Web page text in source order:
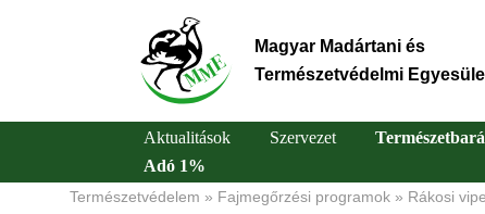
Magyar Madártani és
Természetvédelmi
Main
Aktualitások Szervezet
Adó 1%
Természetvédelem Fajmegőrzési programok Rákosi